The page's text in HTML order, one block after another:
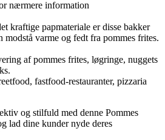
nærmere information
kraftige papmateriale er disse bakker
modstå varme og fedt fra pommes frites.
af pommes frites, løgringe, nuggets
fastfood-restauranter, pizzaria
og stilfuld med denne Pommes
lad dine kunder nyde deres